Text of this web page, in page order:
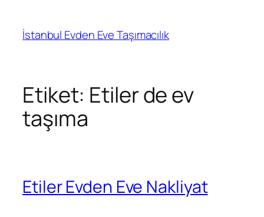
İstanbul Evden Eve Taşımacılık
Etiket: Etiler de ev
taşıma
Etiler Evden Eve Nakliyat